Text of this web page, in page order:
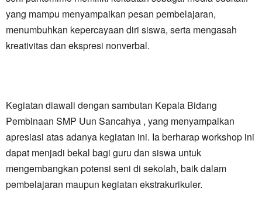
yang mampu menyampaikan pesan pembelajaran,
menumbuhkan kepercayaan diri siswa, serta mengasah
kreativitas dan ekspresi nonverbal.
Kegiatan diawali dengan sambutan Kepala Bidang
Pembinaan SMP Uun Sancahya , yang menyampaikan
apresiasi atas adanya kegiatan ini. Ia berharap workshop ini
dapat menjadi bekal bagi guru dan siswa untuk
mengembangkan potensi seni di sekolah, baik dalam
pembelajaran maupun kegiatan ekstrakurikuler.